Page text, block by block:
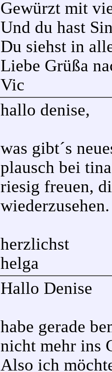
Gewürzt mit
Und du hast
Du siehst in
Liebe Grüßa
Vic
hallo denise,
was gibt´s
plausch bei
riesig freuen,
wiederzusehen.
herzlichst
helga
Hallo Denise
habe gerade
nicht mehr ins
Also ich